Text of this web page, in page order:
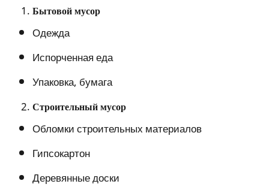
Бытовой мусор
Одежда
Испорченная еда
Упаковка, бумага
Строительный мусор
Обломки строительных материалов
Гипсокартон
Деревянные доски